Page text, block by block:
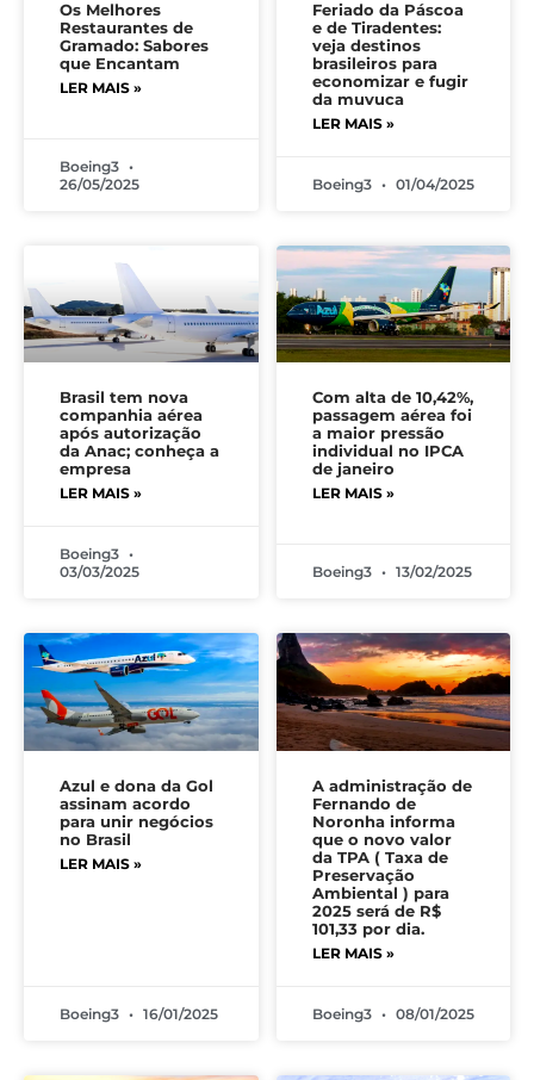
Os Melhores
Restaurantes de
Gramado: Sabores
que Encantam
LER MAIS »
Boeing3
26/05/2025
Feriado da Páscoa
e de Tiradentes:
veja destinos
brasileiros para
economizar e fugir
da muvuca
LER MAIS »
Boeing3 01/04/2025
Brasil tem nova
companhia aérea
após autorização
da Anac; conheça a
empresa
LER MAIS »
Boeing3
03/03/2025
Com alta de 10,42%,
passagem aérea foi
a maior pressão
individual no IPCA
de janeiro
LER MAIS »
Boeing3 13/02/2025
Azul e dona da Gol
assinam acordo
para unir negócios
no Brasil
LER MAIS »
Boeing3 16/01/2025
A administração de
Fernando de
Noronha informa
que o novo valor
da TPA ( Taxa de
Preservação
Ambiental ) para
2025 será de R$
101,33 por dia.
LER MAIS »
Boeing3 08/01/2025